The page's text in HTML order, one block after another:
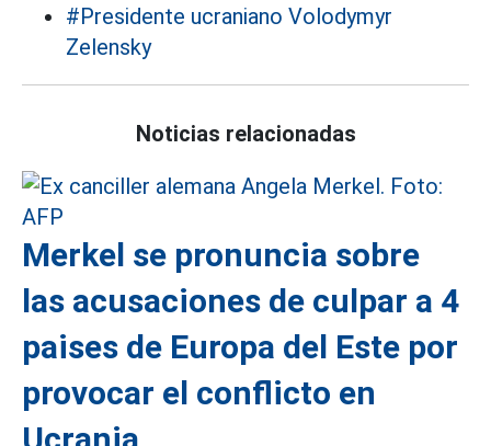
#Presidente ucraniano Volodymyr
Zelensky
Noticias relacionadas
Merkel se pronuncia sobre
las acusaciones de culpar a 4
paises de Europa del Este por
provocar el conflicto en